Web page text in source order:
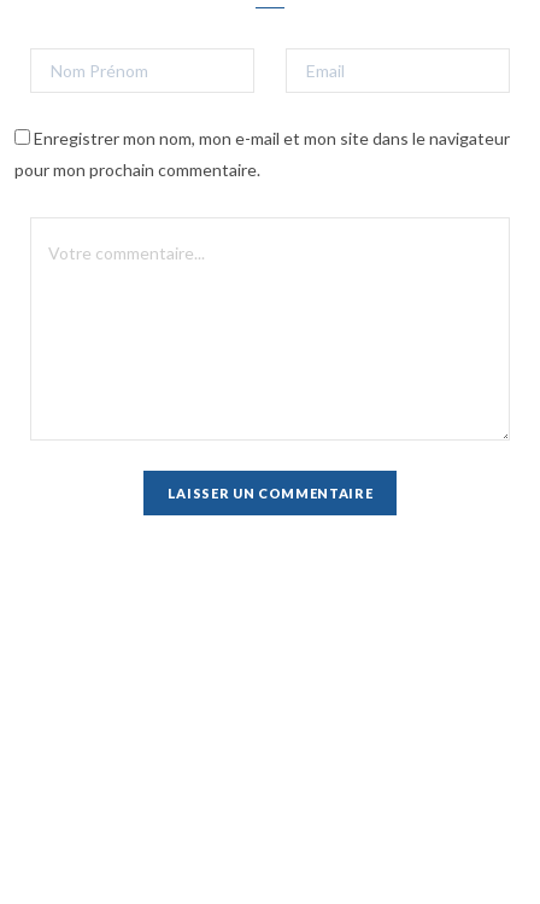
Enregistrer mon nom, mon e-mail et mon site dans le navigateur
pour mon prochain commentaire.